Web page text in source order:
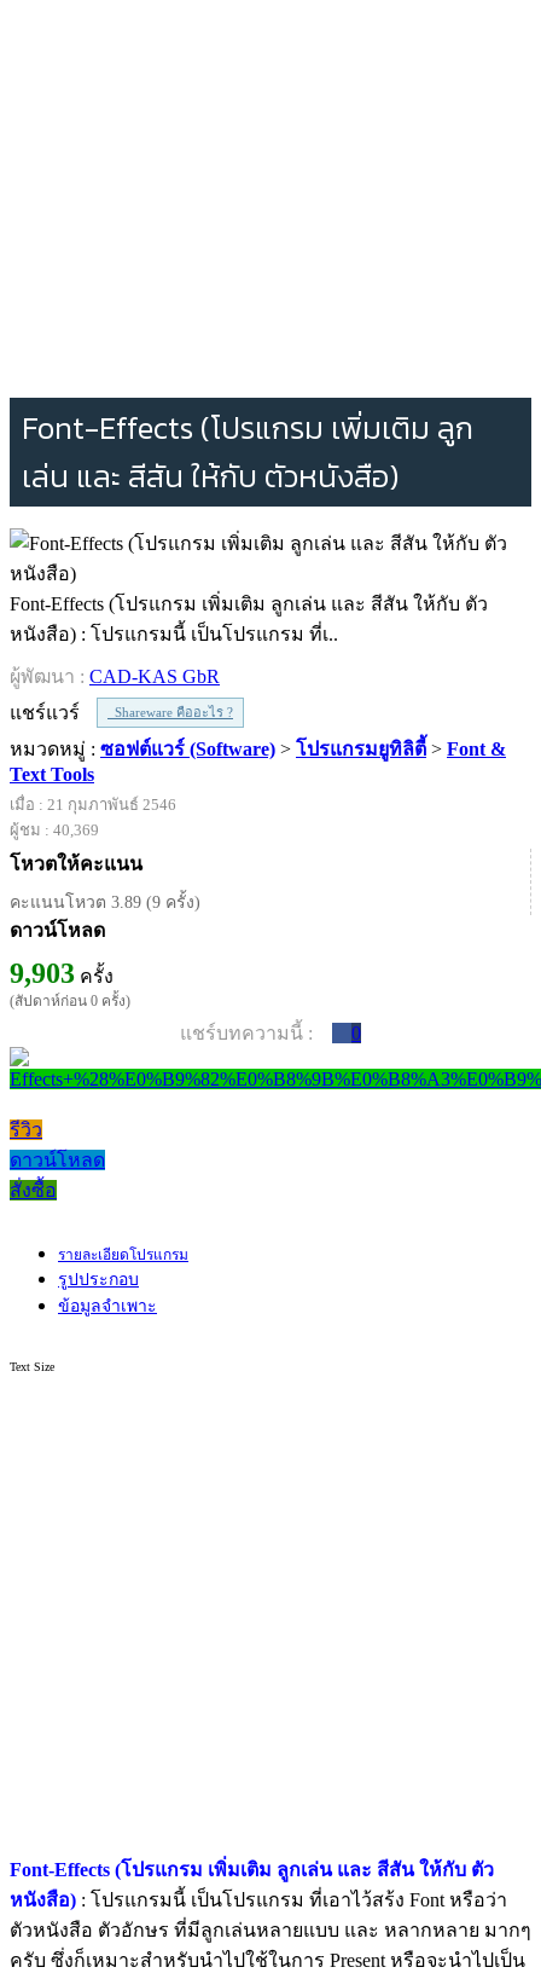
Font-Effects (โปรแกรม เพิ่มเติม ลูก
เล่น และ สีสัน ให้กับ ตัวหนังสือ)
Font-Effects (โปรแกรม เพิ่มเติม ลูกเล่น และ สีสัน ให้กับ ตัว
หนังสือ) : โปรแกรมนี้ เป็นโปรแกรม ที่เ..
ผู้พัฒนา : CAD-KAS GbR
แชร์แวร์
Shareware คืออะไร ?
หมวดหมู่ : ซอฟต์แวร์ (Software) > โปรแกรมยูทิลิตี้ > Font &
Text Tools
เมื่อ : 21 กุมภาพันธ์ 2546
ผู้ชม : 40,369
โหวตให้คะแนน
คะแนนโหวต 3.89 (9 ครั้ง)
ดาวน์โหลด
9,903 ครั้ง
(สัปดาห์ก่อน 0 ครั้ง)
แชร์บทความนี้ : 0
รีวิว
ดาวน์โหลด
สั่งซื้อ
รายละเอียดโปรแกรม
รูปประกอบ
ข้อมูลจำเพาะ
Text Size
Font-Effects (โปรแกรม เพิ่มเติม ลูกเล่น และ สีสัน ให้กับ ตัว
หนังสือ) : โปรแกรมนี้ เป็นโปรแกรม ที่เอาไว้สร้ง Font หรือว่า
ตัวหนังสือ ตัวอักษร ที่มีลูกเล่นหลายแบบ และ หลากหลาย มากๆ
ครับ ซึ่งก็เหมาะสำหรับนำไปใช้ในการ Present หรือจะนำไปเป็น